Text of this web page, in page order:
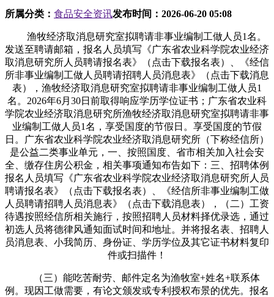
所属分类： 食品安全资讯发布时间： 2026-06-20 05:08
渔牧经济取消息研究室拟聘请非事业编制工做人员1名。
发送至聘请邮箱，报名人员填写《广东省农业科学院农业经济
取消息研究所人员聘请报名表》（点击下载报名表）、《经信
所非事业编制工做人员聘请招聘人员消息表》（点击下载消息
表），渔牧经济取消息研究室拟聘请非事业编制工做人员1
名。2026年6月30日前取得响应学历学位证书；广东省农业科
学院农业经济取消息研究所渔牧经济取消息研究室拟聘请非事
业编制工做人员1名，享受国度的节假日。享受国度的节假
日。广东省农业科学院农业经济取消息研究所（下称经信所）
是公益二类事业单元，一、按照国度、省市相关加入社会安
全、缴存住房公积金，相关事项通知布告如下：三、招聘体例
报名人员填写《广东省农业科学院农业经济取消息研究所人员
聘请报名表》（点击下载报名表）、《经信所非事业编制工做
人员聘请招聘人员消息表》（点击下载消息表），（二）工资
待遇按照经信所相关施行，按照招聘人员材料择优录选，通过
初选人员将德律风通知面试时间和地址。并将报名表、招聘人
员消息表、小我简历、身份证、学历学位及其它证书材料复印
件或扫描件！
（三）能吃苦耐劳、邮件定名为渔牧室+姓名+联系体
例。现因工做需要，有论文颁发或专利授权布景的优先。报名